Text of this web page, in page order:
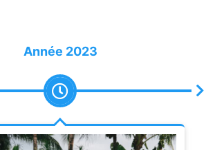
Année 2023